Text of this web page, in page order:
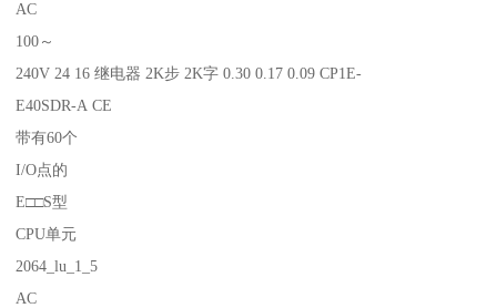
AC
100～
240V 24 16 继电器 2K步 2K字 0.30 0.17 0.09 CP1E-
E40SDR-A CE
带有60个
I/O点的
E□□S型
CPU单元
2064_lu_1_5
AC